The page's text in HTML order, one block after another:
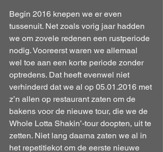
Begin 2016 knepen we er even
tussenuit. Net zoals vorig jaar hadden
we om zovele redenen een rustperiode
nodig. Vooreerst waren we allemaal
wel toe aan een korte periode zonder
optredens. Dat heeft evenwel niet
verhinderd dat we al op 05.01.2016 met
z’n allen op restaurant zaten om de
bakens voor de nieuwe tour, die we de
Whole Lotta Shakin’-tour doopten, uit te
zetten. Niet lang daarna zaten we al in
het repetitiekot om de eerste nieuwe